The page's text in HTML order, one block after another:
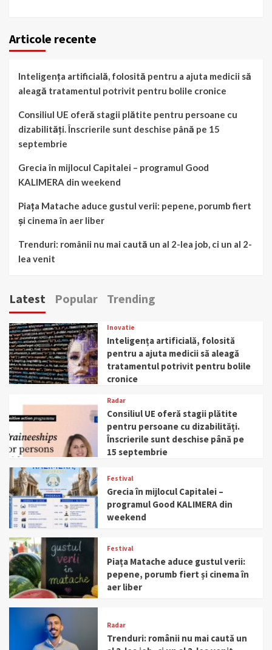
Articole recente
Inteligența artificială, folosită pentru a ajuta medicii să
aleagă tratamentul potrivit pentru bolile cronice
Consiliul UE oferă stagii plătite pentru persoane cu
dizabilități. Înscrierile sunt deschise până pe 15
septembrie
Grecia în mijlocul Capitalei – programul Good
KALIMERA din weekend
Piața Matache aduce gustul verii: pepene, porumb fiert
și cinema în aer liber
Trenduri: românii nu mai caută un al 2-lea job, ci un al 2-
lea venit
Latest Popular Trending
Inovatie
Inteligența artificială, folosită
pentru a ajuta medicii să aleagă
tratamentul potrivit pentru bolile
cronice
Radar
Consiliul UE oferă stagii plătite
pentru persoane cu dizabilități.
Înscrierile sunt deschise până pe
15 septembrie
Festival
Grecia în mijlocul Capitalei –
programul Good KALIMERA din
weekend
Festival
Piața Matache aduce gustul verii:
pepene, porumb fiert și cinema în
aer liber
Radar
Trenduri: românii nu mai caută un